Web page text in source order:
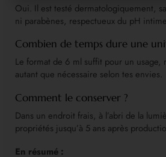
Oui. Il est testé dermatologiquement,
ni parabènes, respectueux du pH
Combien de temps dure une
Le format de 6 ml suffit pour un usage,
autant que nécessaire selon tes envies.
Comment le conserver ?
Dans un endroit frais, à l’abri de la
propriétés jusqu’à 5 ans après
En résumé :